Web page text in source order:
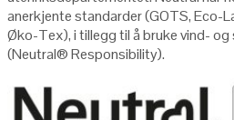
anerkjente standarder (GOTS, Eco-
Øko-Tex), i tillegg til å bruke vind-
(Neutral®Responsibility).